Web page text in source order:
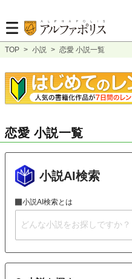
TOP > 小説 > 恋愛 小説一覧
恋愛 小説一覧
小説AI検索
小説AI検索とは